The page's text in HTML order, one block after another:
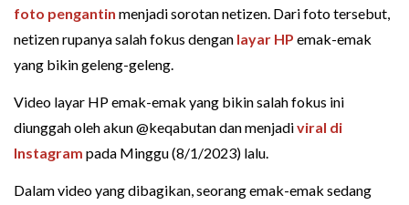
foto pengantin menjadi sorotan netizen. Dari foto tersebut,
netizen rupanya salah fokus dengan layar HP emak-emak
yang bikin geleng-geleng.
Video layar HP emak-emak yang bikin salah fokus ini
diunggah oleh akun @keqabutan dan menjadiviral di
Instagram pada Minggu (8/1/2023) lalu.
Dalam video yang dibagikan, seorang emak-emak sedang